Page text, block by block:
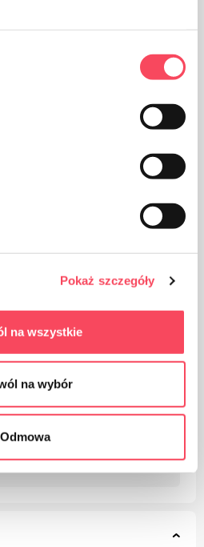
Pokaż szczegóły
na wszystkie
na wybór
Odmowa
PP est considéré (à côté
le plus sûr pour notre santé
les emballages de produits
à la poubelle